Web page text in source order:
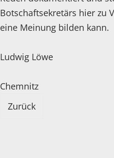
Botschaftsekretärs hier zu
eine Meinung bilden kann.
Ludwig Löwe
Chemnitz
Zurück